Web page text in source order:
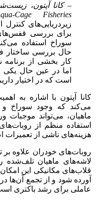
– کانا آپتون،
Cage Fisheries:
برای بررسی
سوراخ استفاده
حال بررسی ساختار
کار بخشی از
اما در عین حال یکی
است که در اختیار
کانا آپتون با اشاره به
می‌کند که وجود سوراخ و
ماهیان، می‌تواند موجبات
استفاده منظم از
هزینه‌های ناشی از
روبات‌های خودران علاوه
لاشه‌های ماهیان تلف‌شده
قلاب‌های مکانیکی این
آورده شود و از تجمع آن‌ها
عاملی برای رشد باکتری